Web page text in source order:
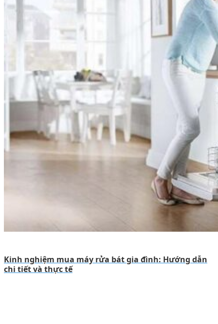
Kinh nghiệm mua máy rửa bát gia đình: Hướng dẫn
chi tiết và thực tế